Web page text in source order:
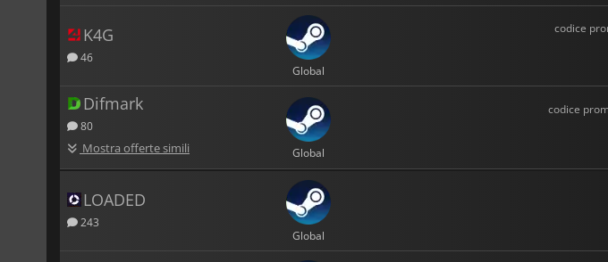
K4G
46
Global
codice
Difmark
80
Mostra offerte simili Global
codice
LOADED
243
Global